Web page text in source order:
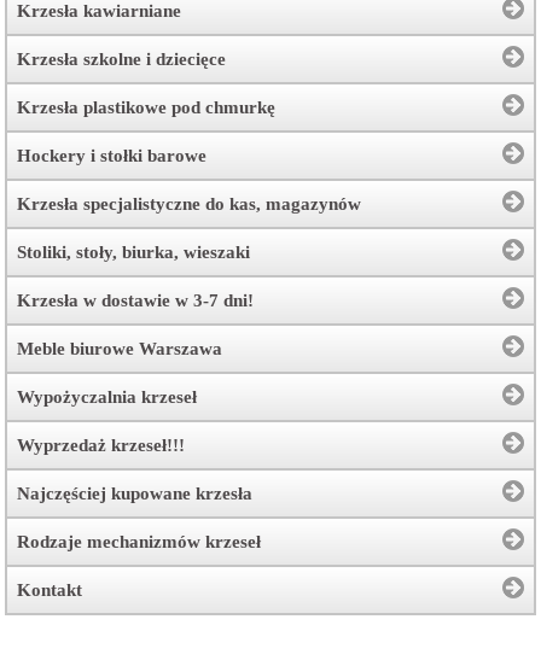
Krzesła kawiarniane
Krzesła szkolne i dziecięce
Krzesła plastikowe pod chmurkę
Hockery i stołki barowe
Krzesła specjalistyczne do kas, magazynów
Stoliki, stoły, biurka, wieszaki
Krzesła w dostawie w 3-7 dni!
Meble biurowe Warszawa
Wypożyczalnia krzeseł
Wyprzedaż krzeseł!!!
Najczęściej kupowane krzesła
Rodzaje mechanizmów krzeseł
Kontakt